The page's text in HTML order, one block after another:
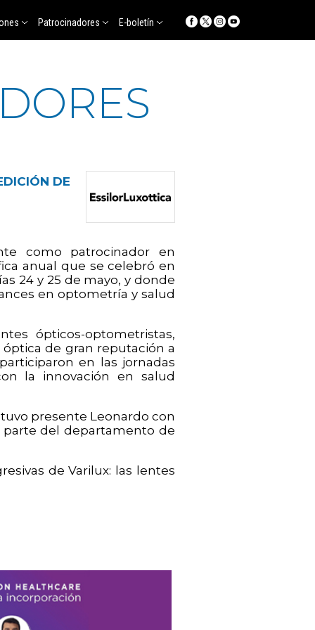
Patrocinadores E-boletín
DE
como patrocinador en
anual que se celebró en
24 y 25 de mayo, y donde
en optometría y salud
ópticos-optometristas,
de gran reputación a
en las jornadas
la innovación en salud
presente Leonardo con
parte del departamento de
de Varilux: las lentes